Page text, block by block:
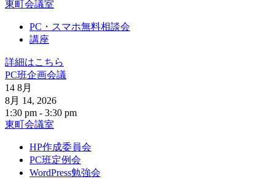
東町会議室
PC・スマホ無料相談会
講座
詳細はこちら
PC班企画会議
14 8月
8月 14, 2026
1:30 pm - 3:30 pm
東町会議室
HP作成委員会
PC班定例会
WordPress勉強会